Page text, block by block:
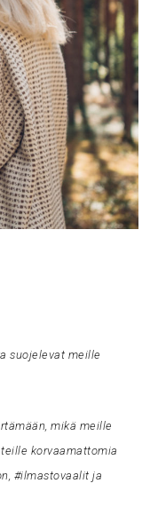
suojelevat meille
mikä meille
korvaamattomia
#ilmastovaalit ja